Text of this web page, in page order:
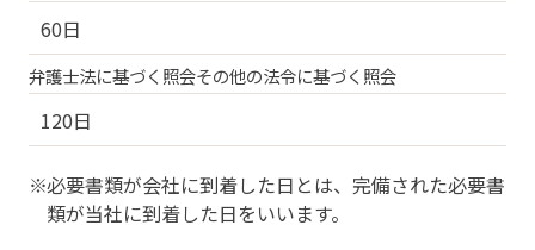
60日
弁護士法に基づく照会その他の法令に基づく照会
120日
必要書類が会社に到着した日とは、完備された必要書
類が当社に到着した日をいいます。